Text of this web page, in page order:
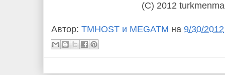
(C) 2012
Автор: TMHOST и MEGATM на 9/30/2012